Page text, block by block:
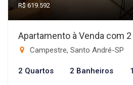
R$ 619.592
Apartamento à Venda com
Campestre, Santo André-SP
2 Quartos 2 Banheiros